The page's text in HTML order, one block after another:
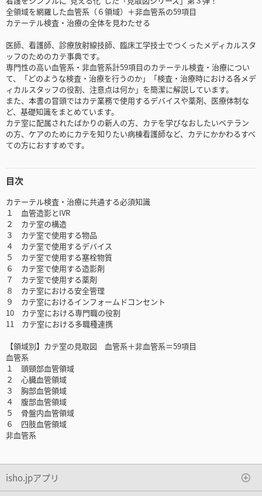
全領域を網羅した血管系（６領域）＋非血管系の59項目
カテーテル検査・治療の全体を見わたせる
医師、看護師、診療放射線技師、臨床工学技士でつくったメディカルスタ
ッフのためのカテ事典です。
専門性の高い血管系・非血管系計59項目のカテーテル検査・治療につい
て、「どのような検査・治療を行うのか」「検査・治療時における各メデ
ィカルスタッフの役割、注意点は何か」を簡潔に解説しています。
また、本書の冒頭ではカテ業務で使用するデバイスや薬剤、医療体制な
ど、基礎知識をまとめています。
カテ室に配属されたばかりの新人の方、カテを学びなおしたいベテラン
の方、ケアのためにカテを知りたい病棟看護師など、カテにかかわるすべ
ての方におすすめです。
目次
カテーテル検査・治療に共通する必須知識
１ 血管造影とIVR
２ カテ室の構造
３ カテ室で使用する物品
４ カテ室で使用するデバイス
５ カテ室で使用する塞栓物質
６ カテ室で使用する造影剤
７ カテ室で使用する薬剤
８ カテ室における安全管理
９ カテ室におけるインフォームドコンセント
10 カテ室における専門職の役割
11 カテ室における多職種連携
【領域別】カテ室の見取図 血管系＋非血管系＝59項目
血管系
１ 頭頸部血管領域
２ 心臓血管領域
３ 胸部血管領域
４ 腹部血管領域
５ 骨盤内血管領域
６ 四肢血管領域
非血管系
isho.jpアプリ